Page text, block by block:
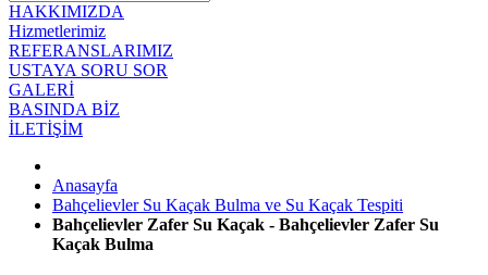
HAKKIMIZDA
Hizmetlerimiz
REFERANSLARIMIZ
USTAYA SORU SOR
GALERİ
BASINDA BİZ
İLETİŞİM
Anasayfa
Bahçelievler Su Kaçak Bulma ve Su Kaçak Tespiti
Bahçelievler Zafer Su Kaçak - Bahçelievler Zafer Su
Kaçak Bulma